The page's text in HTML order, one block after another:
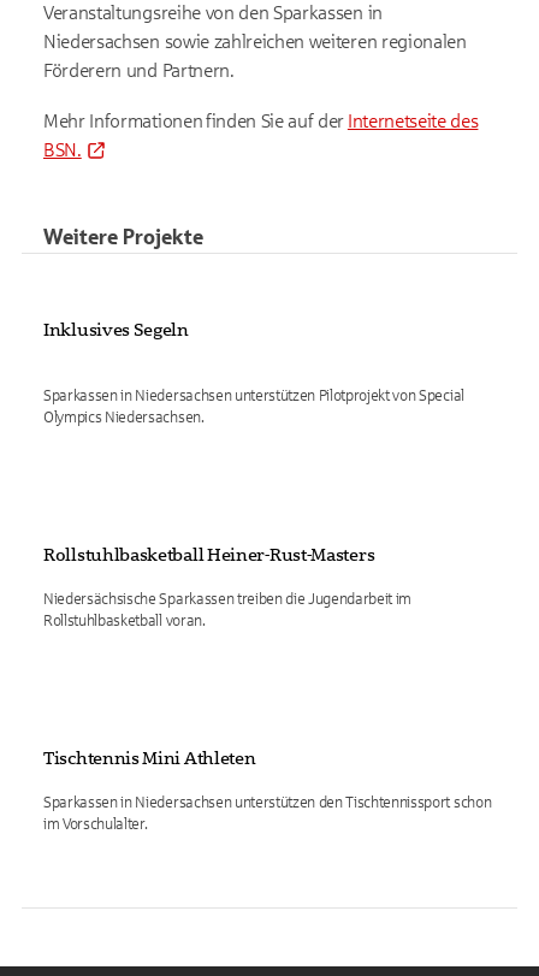
Veranstaltungsreihe von den Sparkassen in
Niedersachsen sowie zahlreichen weiteren regionalen
Förderern und Partnern.
Mehr Informationenfinden Sie auf der Internetseite des
BSN.
Weitere Projekte
Inklusives Segeln
Sparkassen in Niedersachsen unterstützen Pilotprojekt von Special
Olympics Niedersachsen.
Rollstuhlbasketball Heiner-Rust-Masters
Niedersächsische Sparkassen treiben die Jugendarbeit im
Rollstuhlbasketball voran.
Tischtennis Mini Athleten
Sparkassen in Niedersachsen unterstützen den Tischtennissport schon
im Vorschulalter.